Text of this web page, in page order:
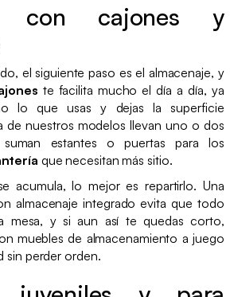
con cajones y
el siguiente paso es el almacenaje, y
te facilita mucho el día a día, ya
lo que usas y dejas la superficie
de nuestros modelos llevan uno o dos
estantes o puertas para los
que necesitan más sitio.
acumula, lo mejor es repartirlo. Una
almacenaje integrado evita que todo
mesa, y si aun así te quedas corto,
muebles de almacenamiento a juego
sin perder orden.